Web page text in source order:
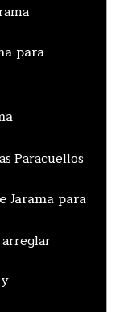
para
Paracuellos
Jarama para
arreglar